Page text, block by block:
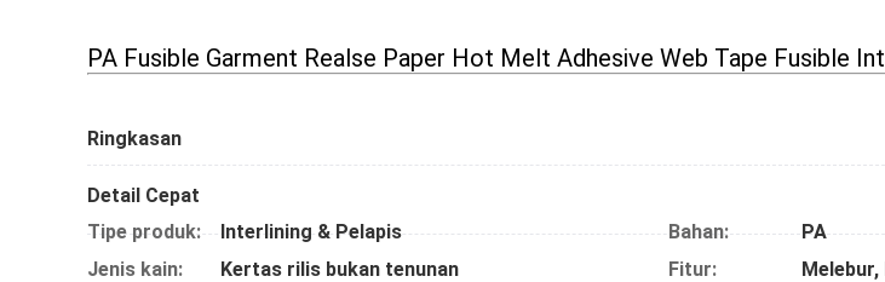
PA Fusible Garment Realse Paper Hot Melt Adhesive Web Tape Fusible
Ringkasan
Detail Cepat
Tipe produk:
Interlining & Pelapis Bahan:
PA
Jenis kain:
Kertas rilis bukan tenunan Fitur: